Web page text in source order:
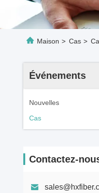
Maison > Cas >
Événements
Nouvelles
Cas
Contactez-